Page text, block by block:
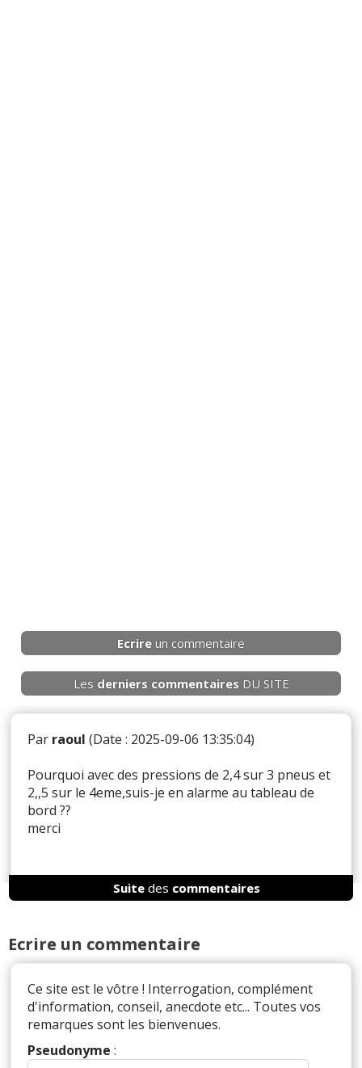
Ecrire un commentaire
Les derniers commentaires DU SITE
Par raoul (Date : 2025-09-06 13:35:04)
Pourquoi avec des pressions de 2,4 sur 3 pneus et
2,,5 sur le 4eme,suis-je en alarme au tableau de
bord ??
merci
Il y a2réaction(s) sur ce commentaire :
ParFab i trois TOP CONTRIBUTEUR
09-07 10:59:15) : Bonjour,
Tout dépend quels critères de seuil technique ont
été rentrés dans le process de surveillance de la
pression de vos pneus.
Suitedes commentaires
Ecrire un commentaire
Ce site est le vôtre ! Interrogation, complément
d'information, conseil, anecdote etc... Toutes vos
remarques sont les bienvenues.
Pseudonyme :